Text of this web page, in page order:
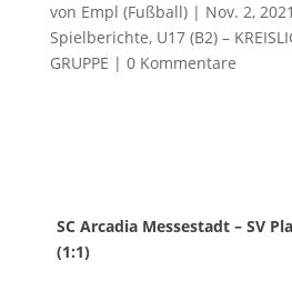
von Empl (Fußball)| Nov. 2, 2021
Spielberichte, U17 (B2) –
GRUPPE | 0 Kommentare
SC Arcadia Messestadt – SV
(1:1)